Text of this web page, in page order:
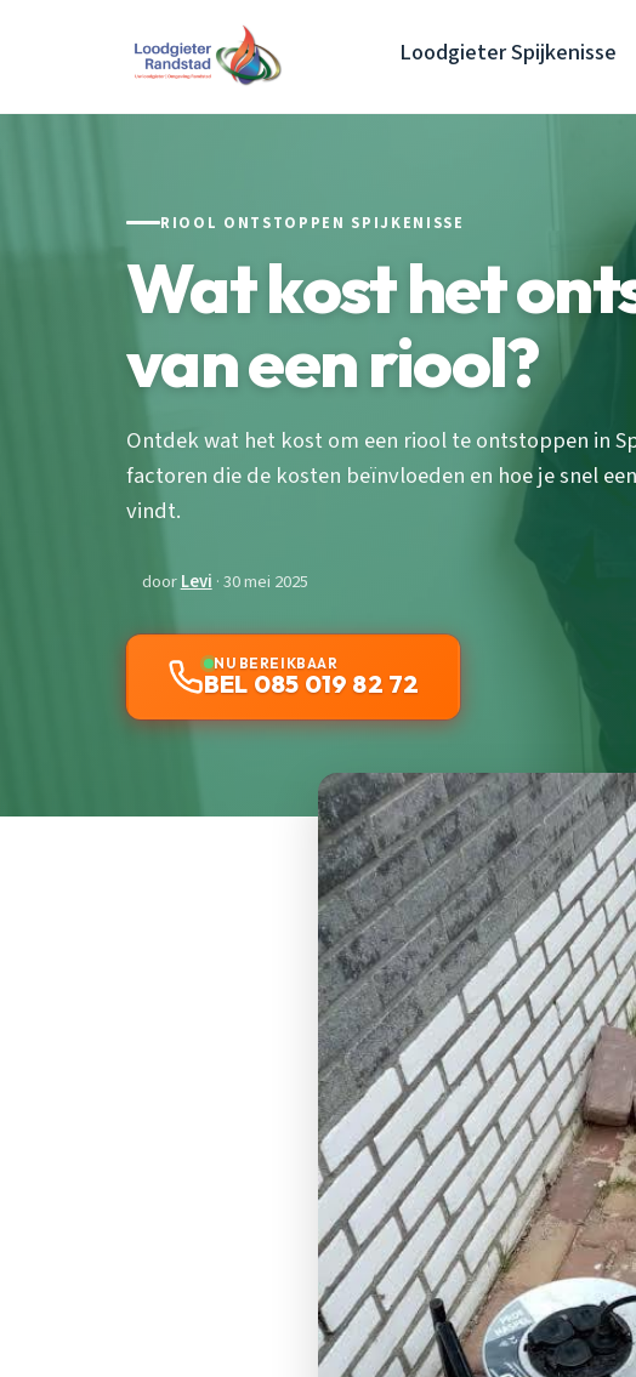
Loodgieter Spijkenisse
RIOOL ONTSTOPPEN SPIJKENISSE
Wat kost het
van een riool?
Ontdek wat het kost om een riool te ontstoppen in
factoren die de kosten beïnvloeden en hoe je snel
vindt.
doorLevi · 30 mei 2025
NU BEREIKBAAR
BEL 085 019 82 72